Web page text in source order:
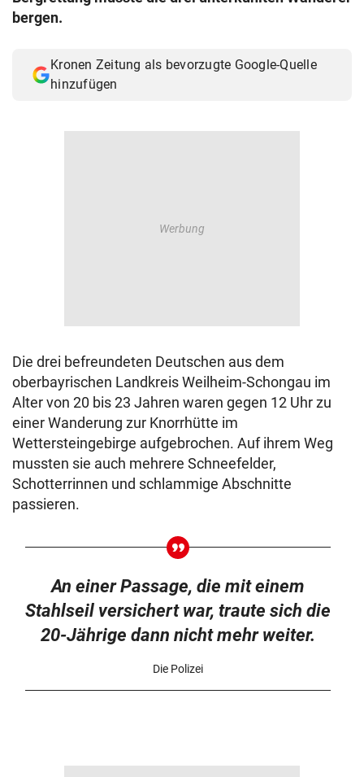
bergen.
Kronen Zeitung als bevorzugte Google-Quelle
hinzufügen
Die drei befreundeten Deutschen aus dem
oberbayrischen Landkreis Weilheim-Schongau im
Alter von 20 bis 23 Jahren waren gegen 12 Uhr zu
einer Wanderung zur Knorrhütte im
Wettersteingebirge aufgebrochen. Auf ihrem Weg
mussten sie auch mehrere Schneefelder,
Schotterrinnen und schlammige Abschnitte
passieren.
An einer Passage, die mit einem
Stahlseil versichert war, traute sich die
20-Jährige dann nicht mehr weiter.
Die Polizei